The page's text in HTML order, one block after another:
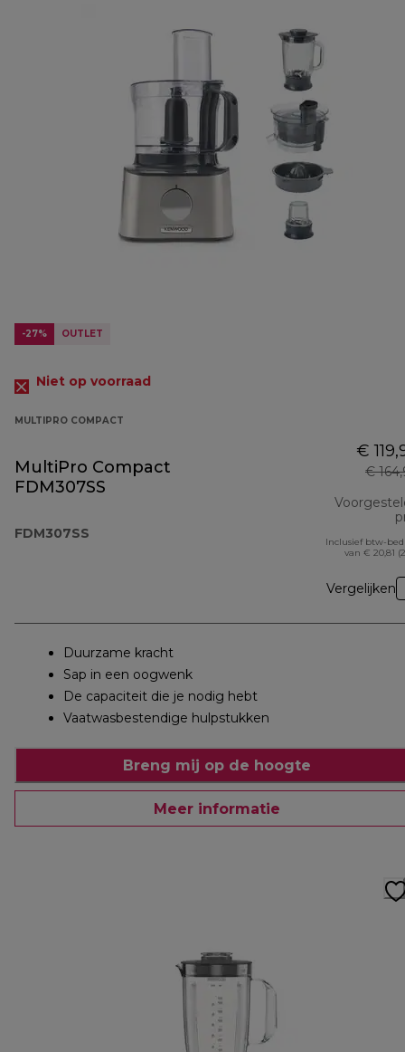
-27% OUTLET
Niet op voorraad
MULTIPRO COMPACT
MultiPro Compact
FDM307SS
FDM307SS
€
€
Inclusief btw-
van € 20,81
Vergelijken
Duurzame kracht
Sap in een oogwenk
De capaciteit die je nodig hebt
Vaatwasbestendige hulpstukken
Breng mij op de hoogte
Meer informatie